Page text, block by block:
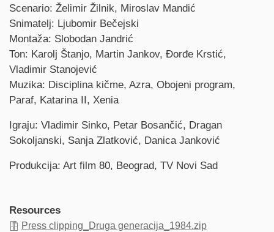
Scenario: Želimir Žilnik, Miroslav Mandić
Snimatelj: Ljubomir Bečejski
Montaža: Slobodan Jandrić
Ton: Karolj Štanjo, Martin Jankov, Đorđe Krstić,
Vladimir Stanojević
Muzika: Disciplina kičme, Azra, Obojeni program,
Paraf, Katarina II, Xenia
Igraju: Vladimir Sinko, Petar Bosančić, Dragan
Sokoljanski, Sanja Zlatković, Danica Janković
Produkcija: Art film 80, Beograd, TV Novi Sad
Resources
Press clipping_Druga generacija_1984.zip